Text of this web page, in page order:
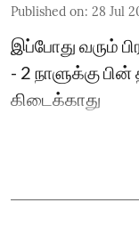
Published on: 28 Jul
இப்போது வரும்
- 2 நாளுக்கு
கிடைக்காது